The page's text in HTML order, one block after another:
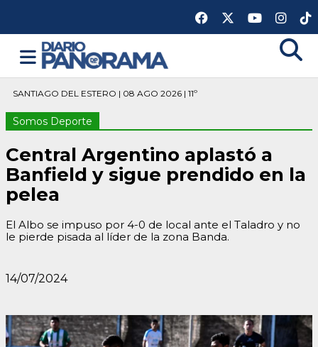
SANTIAGO DEL ESTERO | 08 AGO 2026 | 11º
Somos Deporte
Central Argentino aplastó a
Banfield y sigue prendido en la
pelea
El Albo se impuso por 4-0 de local ante el Taladro y no
le pierde pisada al líder de la zona Banda.
14/07/2024